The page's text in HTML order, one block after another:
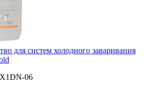
для систем холодного заваривания
06